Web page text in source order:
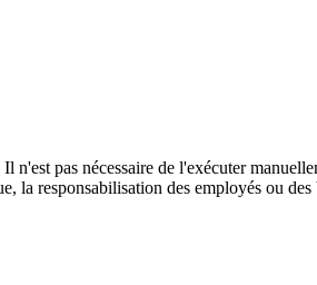
pas nécessaire de l'exécuter
la responsabilisation des employés ou